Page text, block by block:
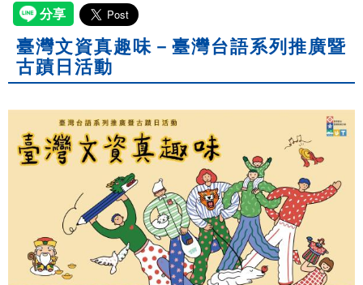
臺灣文資真趣味－臺灣台語系列推廣暨
古蹟日活動